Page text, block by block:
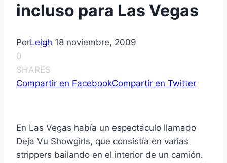
incluso para Las Vegas
PorLeigh 18 noviembre, 2009
0
SHARES
Compartir en FacebookCompartir en Twitter
En Las Vegas habí­a un espectáculo llamado
Deja Vu Showgirls, que consistí­a en varias
strippers bailando en el interior de un camión.